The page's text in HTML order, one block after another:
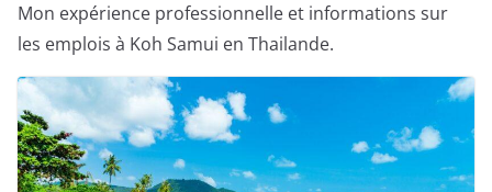
Mon expérience professionnelle et informations sur
les emplois à Koh Samui en Thailande.